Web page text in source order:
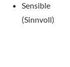
Sensible
(Sinnvoll)